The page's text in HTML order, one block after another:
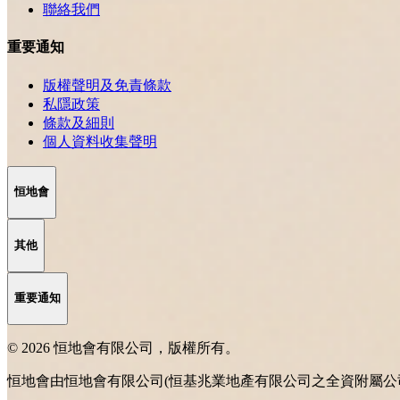
聯絡我們
重要通知
版權聲明及免責條款
私隱政策
條款及細則
個人資料收集聲明
恒地會
其他
重要通知
© 2026 恒地會有限公司，版權所有。
恒地會由恒地會有限公司(恒基兆業地產有限公司之全資附屬